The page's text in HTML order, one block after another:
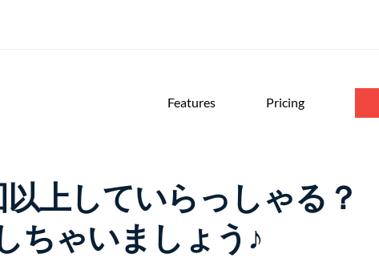
Features Pricing
上していらっしゃる？
ちゃいましょう♪